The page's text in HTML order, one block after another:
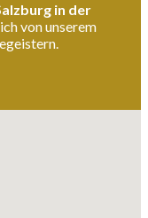
in der
von unserem